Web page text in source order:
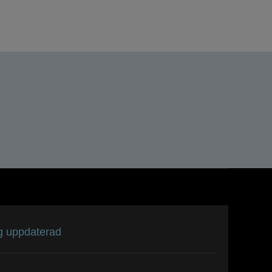
uppdaterad